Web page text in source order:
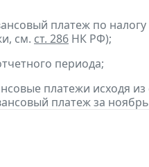
платеж по налогу
см. ст. 286 НК РФ);
периода;
платежи исходя
платеж за ноябрь